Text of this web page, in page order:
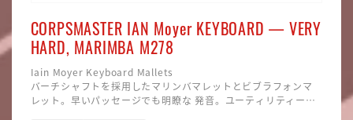
CORPSMASTER IAN Moyer KEYBOARD — VERY
HARD, MARIMBA M278
Iain Moyer Keyboard Mallets
バーチシャフトを採用したマリンバマレットとビブラフォンマ
レット。早いパッセージでも明瞭な 発音。ユーティリティーで